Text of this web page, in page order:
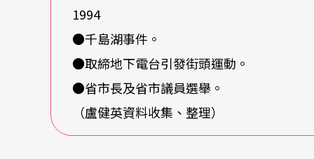
多不會自己的傳統歌謠，顯示文化的消失與沒
致使文化解體。3.表演化、觀光化的演出形態
有關的敎材，使得文化傳承不力而中墜。5.生
間。這些觀點當然是經由筆者個人觀察並歸納
觀點。當然，這也是一種事實，某一種角度的事
1994
●千島湖事件。
●取締地下電台引發街頭運動。
●省市長及省市議員選舉。
（盧健英資料收集、整理）